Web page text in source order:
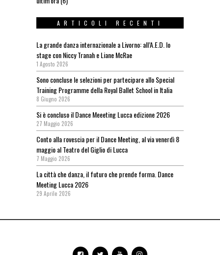
ARTICOLI RECENTI
La grande danza internazionale a Livorno: all’A.E.D. lo
stage con Niccy Tranah e Liane McRae
1 Agosto 2026
Sono concluse le selezioni per partecipare allo Special
Training Programme della Royal Ballet School in Italia
8 Giugno 2026
Si è concluso il Dance Meeeting Lucca edizione 2026
27 Maggio 2026
Conto alla rovescia per il Dance Meeting, al via venerdì 8
maggio al Teatro del Giglio di Lucca
7 Maggio 2026
La città che danza, il futuro che prende forma. Dance
Meeting Lucca 2026
29 Aprile 2026